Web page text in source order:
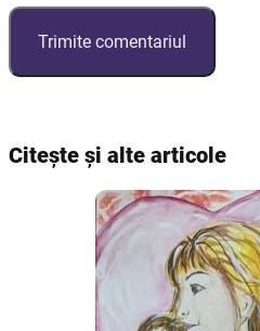
Citește și alte articole